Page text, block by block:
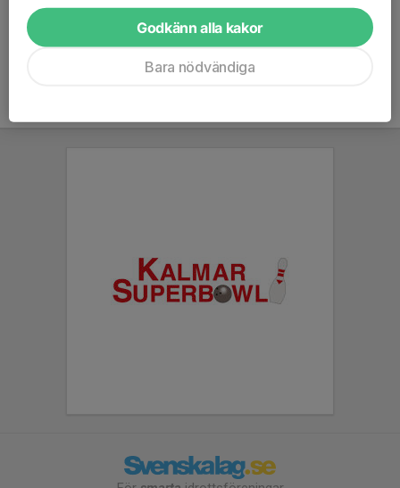
Ålder 54 år
Godkänn alla kakor
Bara nödvändiga